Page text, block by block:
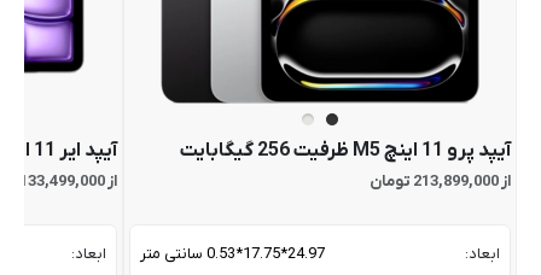
آیپد پرو 11 اینچ M5 ظرفیت 256 گیگابایت
از 213,899,000 تومان
ابعاد:
24.97*17.75*0.53 سانتی متر
آیپد ایر 11 اینچ M4 ظرفیت 128 گیگابایت
از 133,499,000 تومان
ابعاد: